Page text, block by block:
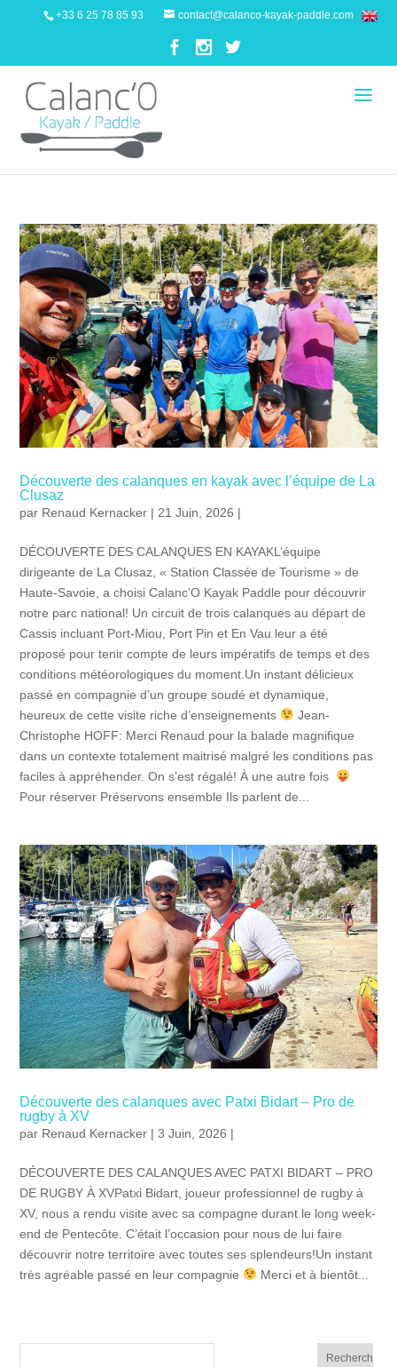
+33 6 25 78 85 93 contact@calanco-kayak-paddle.com
Découverte des calanques en kayak avec l’équipe de La
Clusaz
par Renaud Kernacker | 21 Juin, 2026 |
DÉCOUVERTE DES CALANQUES EN KAYAKL’équipe
dirigeante de La Clusaz, « Station Classée de Tourisme » de
Haute-Savoie, a choisi Calanc’O Kayak Paddle pour découvrir
notre parc national! Un circuit de trois calanques au départ de
Cassis incluant Port-Miou, Port Pin et En Vau leur a été
proposé pour tenir compte de leurs impératifs de temps et des
conditions météorologiques du moment.Un instant délicieux
passé en compagnie d’un groupe soudé et dynamique,
heureux de cette visite riche d’enseignements
Jean-
Christophe HOFF: Merci Renaud pour la balade magnifique
dans un contexte totalement maitrisé malgré les conditions pas
faciles à appréhender. On s’est régalé! À une autre fois
Pour réserver Préservons ensemble Ils parlent de...
Découverte des calanques avec Patxi Bidart – Pro de
rugby à XV
par Renaud Kernacker | 3 Juin, 2026 |
DÉCOUVERTE DES CALANQUES AVEC PATXI BIDART – PRO
DE RUGBY À XVPatxi Bidart, joueur professionnel de rugby à
XV, nous a rendu visite avec sa compagne durant le long week-
end de Pentecôte. C’était l’occasion pour nous de lui faire
découvrir notre territoire avec toutes ses splendeurs!Un instant
très agréable passé en leur compagnie
Merci et à bientôt...